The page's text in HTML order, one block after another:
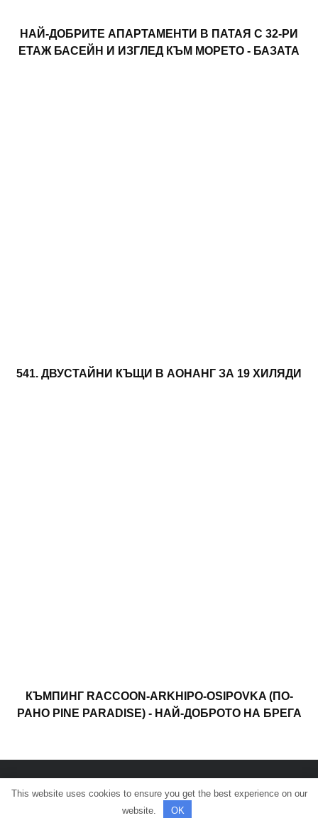
НАЙ-ДОБРИТЕ АПАРТАМЕНТИ В ПАТАЯ С 32-РИ
ЕТАЖ БАСЕЙН И ИЗГЛЕД КЪМ МОРЕТО - БАЗАТА
541. ДВУСТАЙНИ КЪЩИ В АОНАНГ ЗА 19 ХИЛЯДИ
КЪМПИНГ RACCOON-ARKHIPO-OSIPOVKA (ПО-
РАНО PINE PARADISE) - НАЙ-ДОБРОТО НА БРЕГА
© Всички права запазени.
This website uses cookies to ensure you get the best experience on our
website.
OK